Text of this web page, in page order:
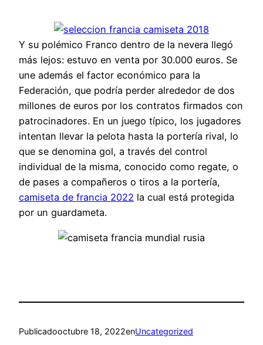
Y su polémico Franco dentro de la nevera llegó
más lejos: estuvo en venta por 30.000 euros. Se
une además el factor económico para la
Federación, que podría perder alrededor de dos
millones de euros por los contratos firmados con
patrocinadores. En un juego típico, los jugadores
intentan llevar la pelota hasta la portería rival, lo
que se denomina gol, a través del control
individual de la misma, conocido como regate, o
de pases a compañeros o tiros a la portería,
camiseta de francia 2022 la cual está protegida
por un guardameta.
Publicadooctubre 18, 2022enUncategorized